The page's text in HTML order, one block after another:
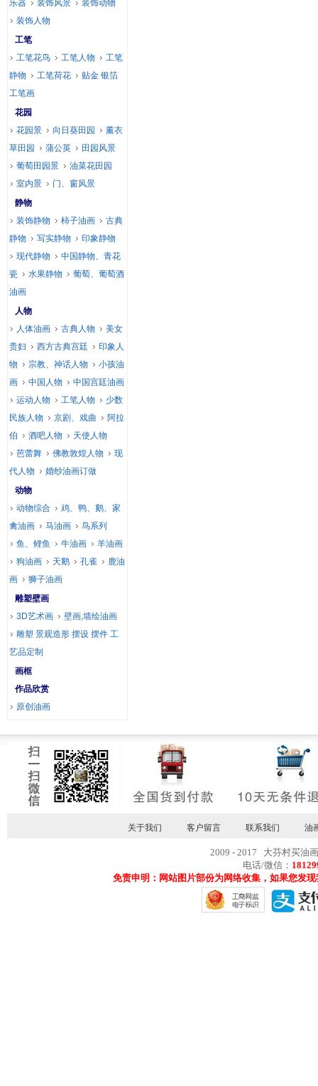
乐器 装饰风景
装饰动物
装饰人物
工笔
工笔花鸟
工笔人物
工笔
静物
工笔荷花
贴金 银箔
工笔画
花园
花园景
向日葵田园
薰衣
草田园
蒲公英
田园风景
葡萄田园景
油菜花田园
室内景
门、窗风景
静物
装饰静物
柿子油画
古典
静物
写实静物
印象静物
现代静物
中国静物、青花
瓷
水果静物
葡萄、葡萄酒
油画
人物
人体油画
古典人物
美女
贵妇
西方古典宫廷
印象人
物
宗教、神话人物
小孩油
画
中国人物
中国宫廷油画
运动人物
工笔人物
少数
民族人物
京剧、戏曲
阿拉
伯
酒吧人物
天使人物
芭蕾舞
佛教敦煌人物
现
代人物
婚纱油画订做
动物
动物综合
鸡、鸭、鹅、家
禽油画
马油画
鸟系列
鱼、鲤鱼
牛油画
羊油画
狗油画
天鹅 孔雀
鹿油
画
狮子油画
雕塑壁画
3D艺术画
壁画,墙绘油画
雕塑 景观造形 摆设 摆件 工
艺品定制
画框
作品欣赏
原创油画
关于我们 客户留言 联系我们 油
2009 - 2017 大芬村买油
电话/微信：
免责申明：网站图片部份为网络收集，如果您发